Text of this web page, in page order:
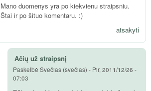
Mano duomenys yra po kiekvienu straipsniu.
Štai ir po šituo komentaru. :)
atsakyti
Ačių už straipsnį
Paskelbė Svečias (svečias) - Pir, 2011/12/26 -
07:03